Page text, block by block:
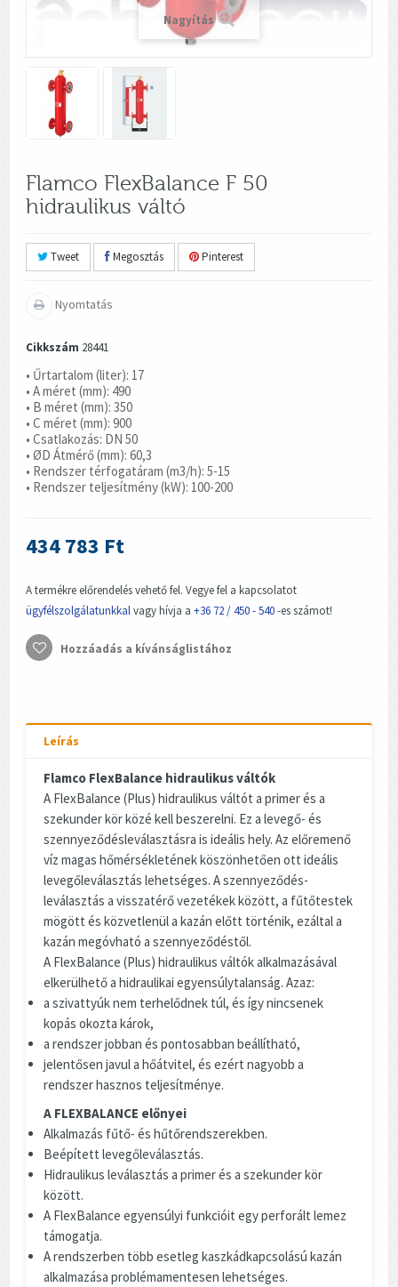
Nagyítás
Flamco FlexBalance F 50
hidraulikus váltó
Tweet Megosztás Pinterest
Nyomtatás
Cikkszám 28441
• Űrtartalom (liter): 17
• A méret (mm): 490
• B méret (mm): 350
• C méret (mm): 900
• Csatlakozás: DN 50
• ØD Átmérő (mm): 60,3
• Rendszer térfogatáram (m3/h): 5-15
• Rendszer teljesítmény (kW): 100-200
434 783 Ft
A termékre előrendelés vehető fel. Vegye fel a kapcsolatot
ügyfélszolgálatunkkalvagy hívja a +36 72 / 450 - 540-es számot!
Hozzáadás a kívánságlistához
Leírás
Flamco FlexBalance hidraulikus váltók
A FlexBalance (Plus) hidraulikus váltót a primer és a
szekunder kör közé kell beszerelni. Ez a levegő- és
szennyeződésleválasztásra is ideális hely. Az előremenő
víz magas hőmérsékletének köszönhetően ott ideális
levegőleválasztás lehetséges. A szennyeződés-
leválasztás a visszatérő vezetékek között, a fűtőtestek
mögött és közvetlenül a kazán előtt történik, ezáltal a
kazán megóvható a szennyeződéstől.
A FlexBalance (Plus) hidraulikus váltók alkalmazásával
elkerülhető a hidraulikai egyensúlytalanság. Azaz:
a szivattyúk nem terhelődnek túl, és így nincsenek
kopás okozta károk,
a rendszer jobban és pontosabban beállítható,
jelentősen javul a hőátvitel, és ezért nagyobb a
rendszer hasznos teljesítménye.
A FLEXBALANCE előnyei
Alkalmazás fűtő- és hűtőrendszerekben.
Beépített levegőleválasztás.
Hidraulikus leválasztás a primer és a szekunder kör
között.
A FlexBalance egyensúlyi funkcióit egy perforált lemez
támogatja.
A rendszerben több esetleg kaszkádkapcsolású kazán
alkalmazása problémamentesen lehetséges.